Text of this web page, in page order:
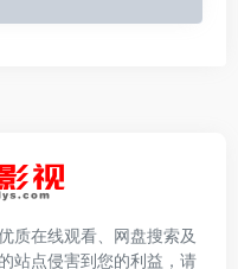
质在线观看、网盘搜索及
站点侵害到您的利益，请